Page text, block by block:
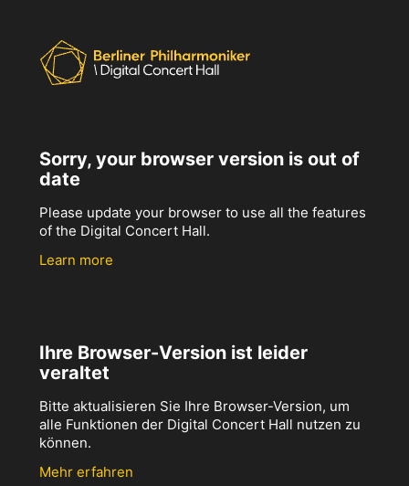
Sorry, your browser version is out of
date
Please update your browser to use all the features
of the Digital Concert Hall.
Learn more
Ihre Browser-Version ist leider
veraltet
Bitte aktualisieren Sie Ihre Browser-Version, um
alle Funktionen der Digital Concert Hall nutzen zu
können.
Mehr erfahren